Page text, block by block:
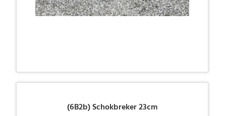
(6B2b) Schokbreker 23cm